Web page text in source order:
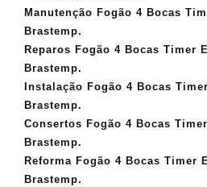
Manutenção Fogão 4 Bocas
Brastemp.
Reparos Fogão 4 Bocas Timer
Brastemp.
Instalação Fogão 4 Bocas
Brastemp.
Consertos Fogão 4 Bocas
Brastemp.
Reforma Fogão 4 Bocas Timer
Brastemp.